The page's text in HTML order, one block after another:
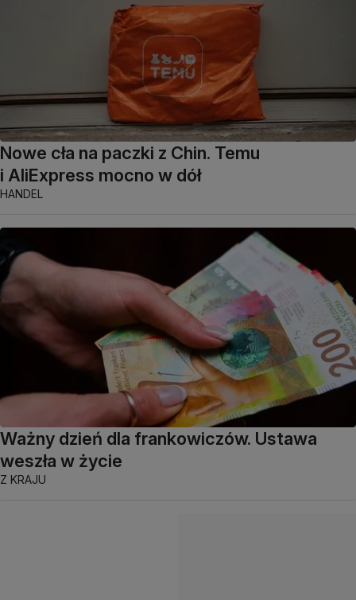
Nowe cła na paczki z Chin. Temu
i AliExpress mocno w dół
HANDEL
Ważny dzień dla frankowiczów. Ustawa
weszła w życie
Z KRAJU